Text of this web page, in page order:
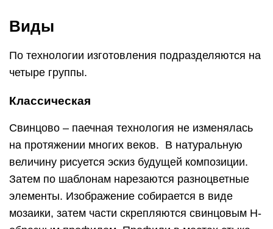
Виды
По технологии изготовления подразделяются на
четыре группы.
Классическая
Свинцово – паечная технология не изменялась
на протяжении многих веков. В натуральную
величину рисуется эскиз будущей композиции.
Затем по шаблонам нарезаются разноцветные
элементы. Изображение собирается в виде
мозаики, затем части скрепляются свинцовым Н-